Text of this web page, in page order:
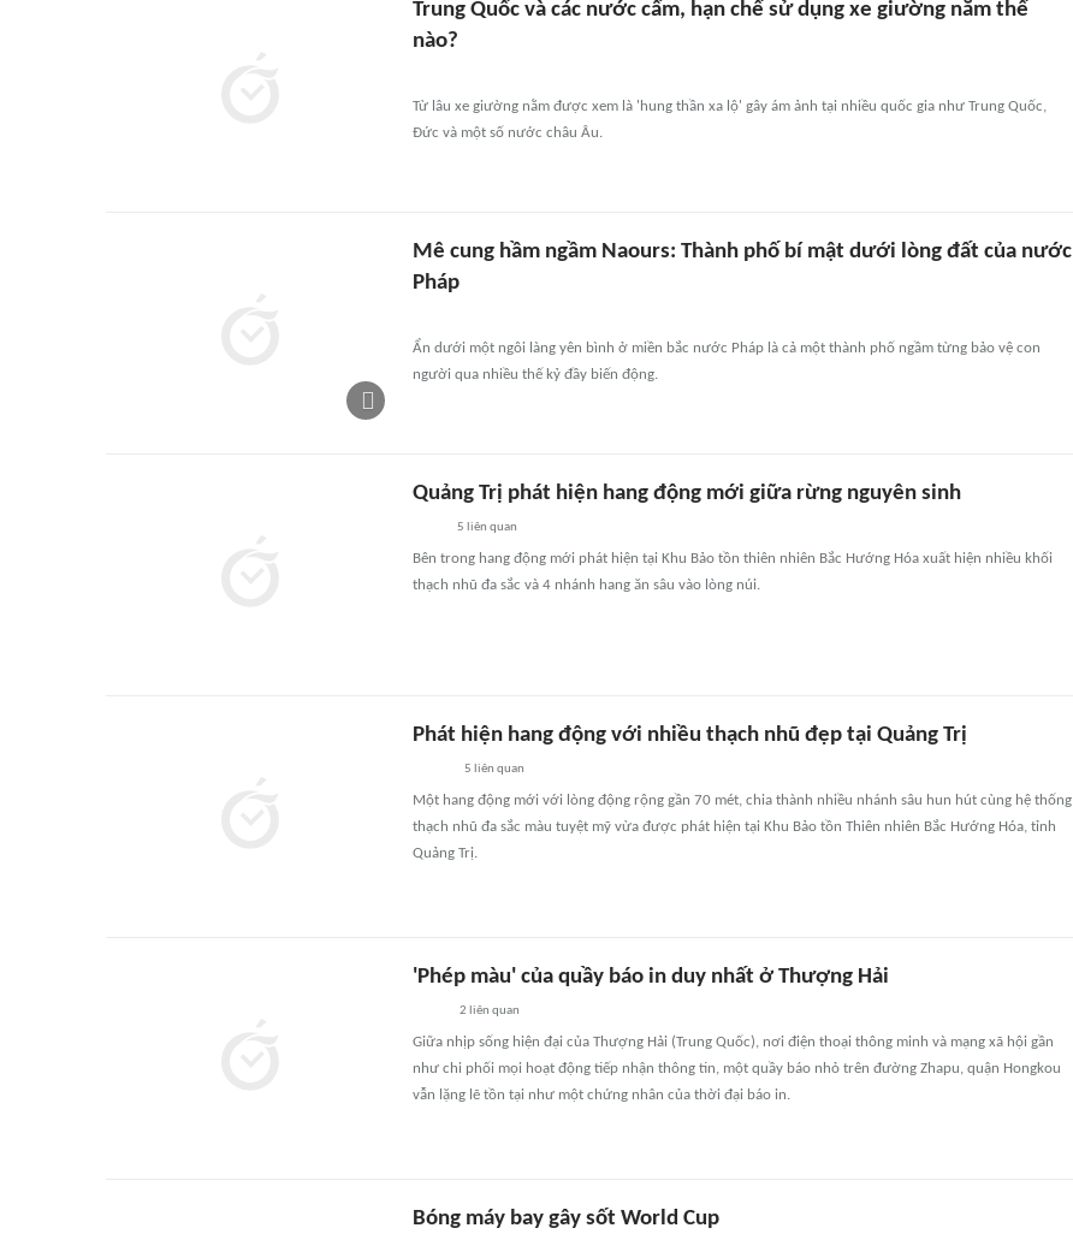
Trung Quốc và các nước cấm, hạn chế sử dụng xe giường nằm thế
nào?
Từ lâu xe giường nằm được xem là 'hung thần xa lộ' gây ám ảnh tại nhiều quốc gia như Trung Quốc,
Đức và một số nước châu Âu.
Mê cung hầm ngầm Naours: Thành phố bí mật dưới lòng đất của nước
Pháp
Ẩn dưới một ngôi làng yên bình ở miền bắc nước Pháp là cả một thành phố ngầm từng bảo vệ con
người qua nhiều thế kỷ đầy biến động.
Quảng Trị phát hiện hang động mới giữa rừng nguyên sinh
5 liên quan
Bên trong hang động mới phát hiện tại Khu Bảo tồn thiên nhiên Bắc Hướng Hóa xuất hiện nhiều khối
thạch nhũ đa sắc và 4 nhánh hang ăn sâu vào lòng núi.
Phát hiện hang động với nhiều thạch nhũ đẹp tại Quảng Trị
5 liên quan
Một hang động mới với lòng động rộng gần 70 mét, chia thành nhiều nhánh sâu hun hút cùng hệ thống
thạch nhũ đa sắc màu tuyệt mỹ vừa được phát hiện tại Khu Bảo tồn Thiên nhiên Bắc Hướng Hóa, tỉnh
Quảng Trị.
'Phép màu' của quầy báo in duy nhất ở Thượng Hải
2 liên quan
Giữa nhịp sống hiện đại của Thượng Hải (Trung Quốc), nơi điện thoại thông minh và mạng xã hội gần
như chi phối mọi hoạt động tiếp nhận thông tin, một quầy báo nhỏ trên đường Zhapu, quận Hongkou
vẫn lặng lẽ tồn tại như một chứng nhân của thời đại báo in.
Bóng máy bay gây sốt World Cup